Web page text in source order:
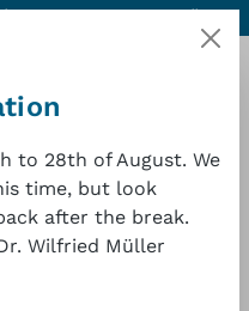
buon prezzo
1 anno di
to 28th of August. We
time, but look
after the break.
Wilfried Müller